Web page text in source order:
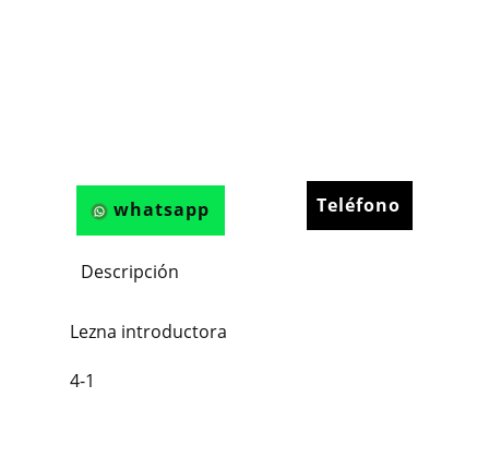
whatsapp Teléfono
Descripción
Lezna introductora
4-1